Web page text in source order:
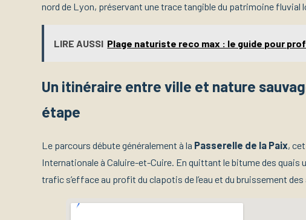
nord de Lyon, préservant une trace tangible du patrimoine fluvial
LIRE AUSSI Plage naturiste reco max : le guide pour
Un itinéraire entre ville et nature
étape
Le parcours débute généralement à la Passerelle de la Paix,
Internationale à Caluire-et-Cuire. En quittant le bitume des quais
trafic s’efface au profit du clapotis de l’eau et du bruissement des